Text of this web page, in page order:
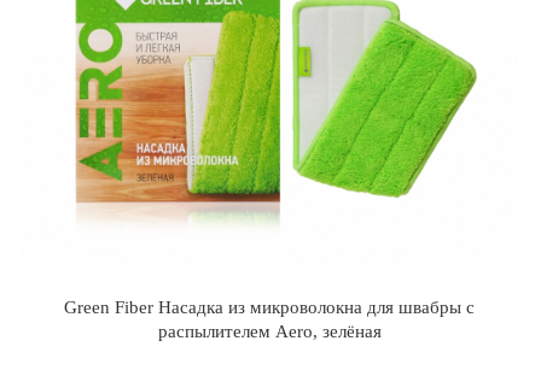
Green Fiber Насадка из микроволокна для швабры с
распылителем Aero, зелёная